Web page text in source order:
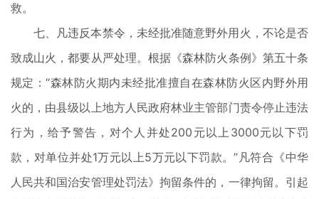
救。
七、凡违反本禁令，未经批准随意野外用火，不论是否
致成山火，都要从严处理。根据《森林防火条例》第五十条
规定：“森林防火期内未经批准擅自在森林防火区内野外用
火的，由县级以上地方人民政府林业主管部门责令停止违法
行为，给予警告，对个人并处200元以上3000元以下罚
款，对单位并处1万元以上5万元以下罚款。”凡符合《中华
人民共和国治安管理处罚法》拘留条件的，一律拘留。引起